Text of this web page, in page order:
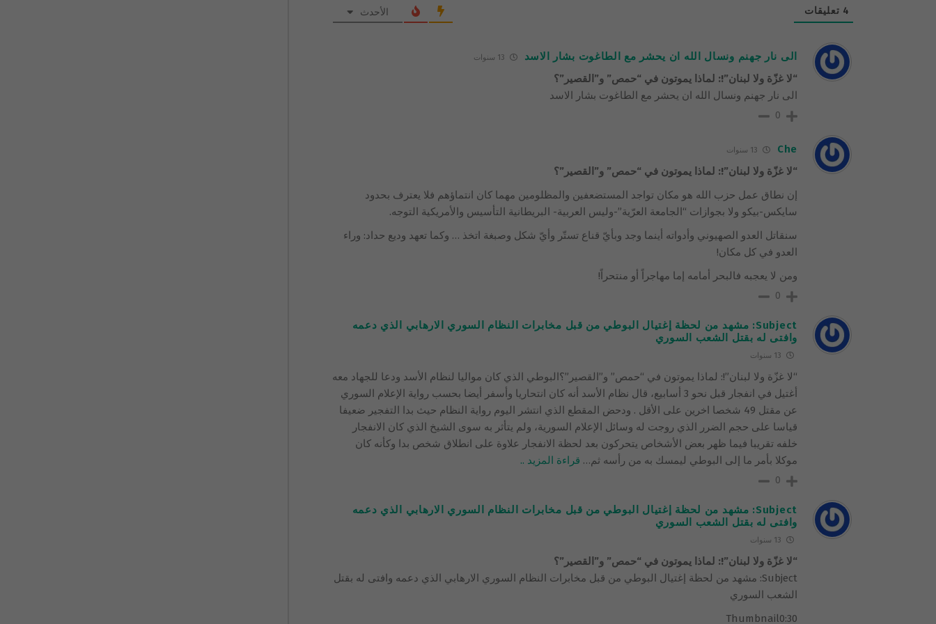
4 تعليقات الأحدث
الى نار جهنم ونسال الله ان يحشر مع الطاغوت بشار الاسد
“لا غزّة ولا لبنان”!: لماذا يموتون في “حمص” و”القصير”؟
الى نار جهنم ونسال الله ان يحشر مع الطاغوت بشار الاسد
0
Che
“لا غزّة ولا لبنان”!: لماذا يموتون في “حمص” و”القصير”؟
إن نطاق عمل حزب الله هو مكان تواجد المستضعفين والمظلومين مهما كان انتماؤهم فلا يعترف بحدود
سايكس-بيكو ولا بجوازات “الجامعة العرّية”-وليس العربية- البريطانية التأسيس والأمريكية التوجه.
سنقاتل العدو الصهيوني وأدواته أينما وجد وبأيّ قناع تستّر وأيّ شكل وصبغة اتخذ … وكما تعهد وديع حداد: وراء
العدو في كل مكان!
ومن لا يعجبه فالبحر أمامه إما مهاجراً أو منتحراً!
0
Subject: مشهد من لحظة إغتيال البوطي من قبل مخابرات النظام السوري الارهابي الذي دعمه
وافتى له بقتل الشعب السوري
“لا غزّة ولا لبنان”!: لماذا يموتون في “حمص” و”القصير”؟البوطي الذي كان مواليا لنظام الأسد ودعا للجهاد معه
أغتيل في انفجار قبل نحو 3 أسابيع، قال نظام الأسد أنه كان انتحاريا وأسفر أيضا بحسب رواية الإعلام السوري
عن مقتل 49 شخصا اخرين على الأقل . ودحض المقطع الذي انتشر اليوم رواية النظام حيث بدا التفجير ضعيفا
قياسا على حجم الضرر الذي روجت له وسائل الإعلام السورية، ولم يتأثر به سوى الشيخ الذي كان الانفجار
خلفه تقريبا فيما ظهر بعض الأشخاص يتحركون بعد لحظة الانفجار علاوة على انطلاق شخص بدا وكأنه كان
موكلا بأمر ما إلى البوطي ليمسك به من رأسه ثم… قراءة المزيد ..
0
Subject: مشهد من لحظة إغتيال البوطي من قبل مخابرات النظام السوري الارهابي الذي دعمه
وافتى له بقتل الشعب السوري
“لا غزّة ولا لبنان”!: لماذا يموتون في “حمص” و”القصير”؟
Subject: مشهد من لحظة إغتيال البوطي من قبل مخابرات النظام السوري الارهابي الذي دعمه وافتى له بقتل
الشعب السوري
Thumbnail0:30